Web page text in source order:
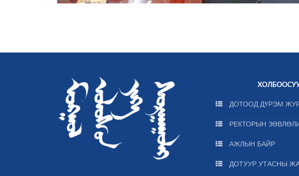
ДОТООД ДҮРЭМ
РЕКТОРЫН
АЖЛЫН БАЙР
ДОТУУР УТАСНЫ